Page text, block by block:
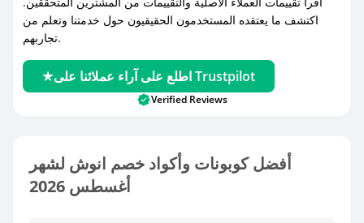
اكتشف ما يعتقده المستخدمون الحقيقيون حول خدمتنا وتعلم من
تجاربهم.
اطلع على آراء عملائنا على Trustpilot
Verified Reviews
أفضل كوبونات وأكواد خصم انوش لشهر
أغسطس 2026